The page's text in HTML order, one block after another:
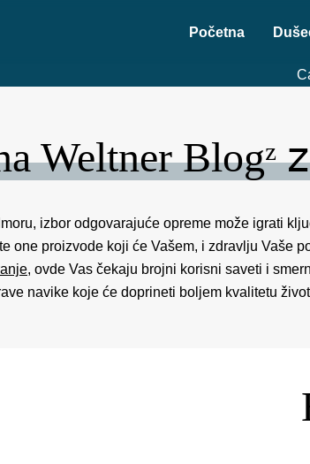
Početna
izbor odgovarajuće opreme može igrati
one proizvode koji će Vašem, i zdravlju Vaše
ovde Vas čekaju brojni korisni saveti i
navike koje će doprineti boljem kvalitetu